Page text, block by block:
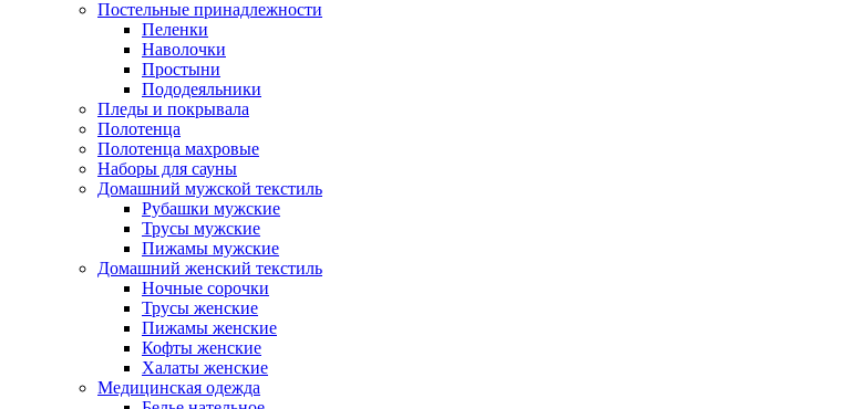
Постельные принадлежности
Пеленки
Наволочки
Простыни
Пододеяльники
Пледы и покрывала
Полотенца
Полотенца махровые
Наборы для сауны
Домашний мужской текстиль
Рубашки мужские
Трусы мужские
Пижамы мужские
Домашний женский текстиль
Ночные сорочки
Трусы женские
Пижамы женские
Кофты женские
Халаты женские
Медицинская одежда